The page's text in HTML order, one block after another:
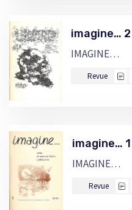
imagine… 2
IMAGINE…
Revue
imagine… 1
IMAGINE…
Revue